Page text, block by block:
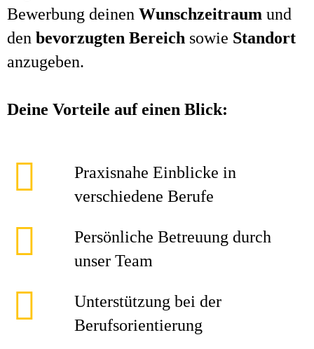
Bewerbung deinen Wunschzeitraum und
den bevorzugten Bereich sowie Standort
anzugeben.
Deine Vorteile auf einen Blick:
Praxisnahe Einblicke in
verschiedene Berufe
Persönliche Betreuung durch
unser Team
Unterstützung bei der
Berufsorientierung